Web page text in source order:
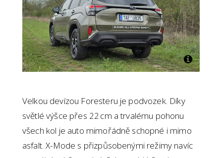
Velkou devízou Foresteru je podvozek. Díky
světlé výšce přes 22 cm a trvalému pohonu
všech kol je auto mimořádně schopné i mimo
asfalt. X-Mode s přizpůsobenými režimy navíc